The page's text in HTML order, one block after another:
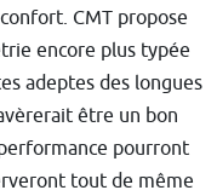
CMT propose
encore plus typée
adeptes des longues
être un bon
pourront
tout de même